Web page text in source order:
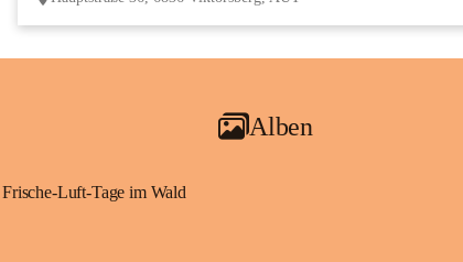
Alben
Frische-Luft-Tage im Wald